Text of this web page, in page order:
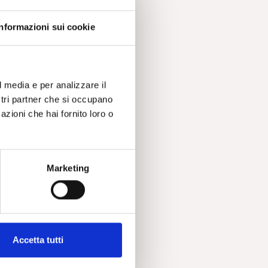
sui cookie
e per analizzare il
partner che si occupano
che hai fornito loro o
Marketing
Accetta tutti